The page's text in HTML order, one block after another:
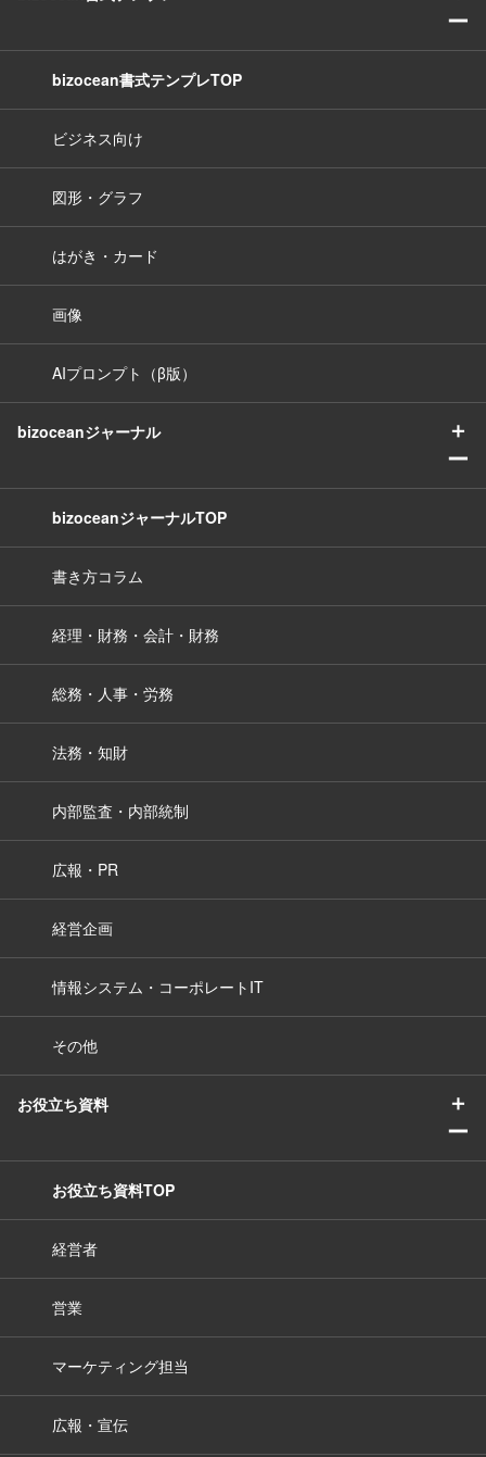
ー
bizocean書式テンプレTOP
ビジネス向け
図形・グラフ
はがき・カード
画像
AIプロンプト（β版）
bizoceanジャーナル
＋
ー
bizoceanジャーナルTOP
書き方コラム
経理・財務・会計・財務
総務・人事・労務
法務・知財
内部監査・内部統制
広報・PR
経営企画
情報システム・コーポレートIT
その他
お役立ち資料
＋
ー
お役立ち資料TOP
経営者
営業
マーケティング担当
広報・宣伝